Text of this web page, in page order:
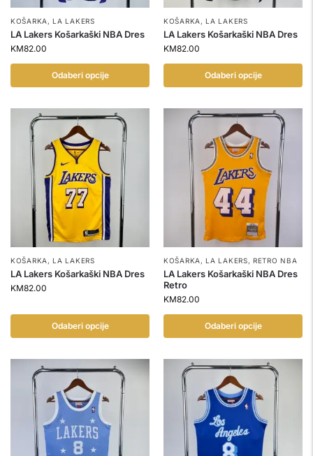
KOŠARKA ,LA LAKERS
LA Lakers Košarkaški NBA Dres
KM82.00
Odaberi opcije
KOŠARKA ,LA LAKERS
LA Lakers Košarkaški NBA Dres
KM82.00
Odaberi opcije
KOŠARKA ,LA LAKERS
LA Lakers Košarkaški NBA Dres
KM82.00
Odaberi opcije
KOŠARKA ,LA LAKERS,RETRO NBA
LA Lakers Košarkaški NBA Dres
Retro
KM82.00
Odaberi opcije